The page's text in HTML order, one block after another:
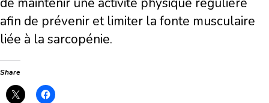
afin de prévenir et limiter la fonte musculaire
liée à la sarcopénie.
Share